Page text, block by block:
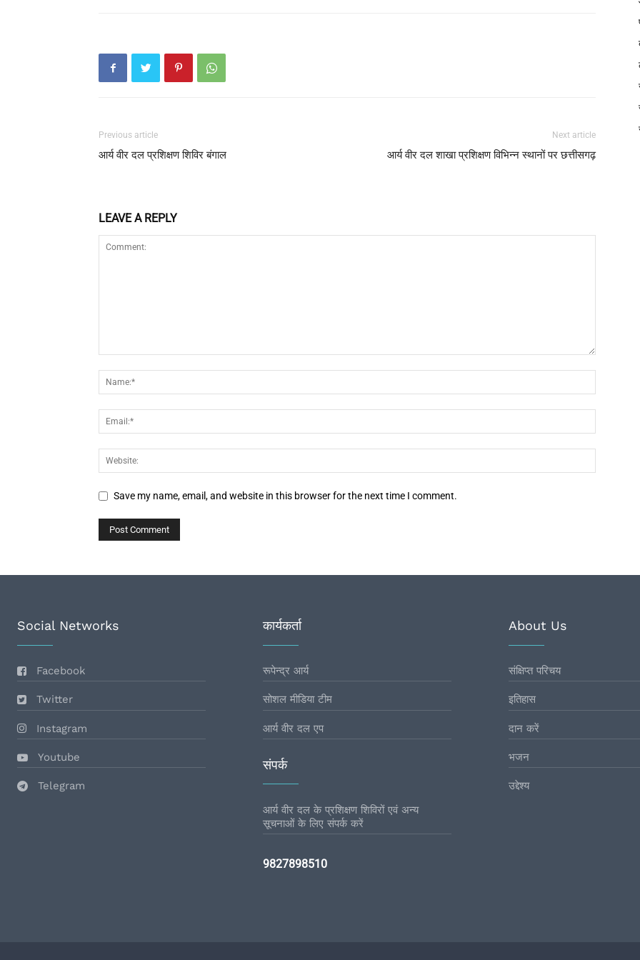
Previous article
आर्य वीर दल प्रशिक्षण शिविर बंगाल
Next article
आर्य वीर दल शाखा प्रशिक्षण विभिन्न स्थानों पर छत्तीसगढ़
LEAVE A REPLY
Save my name, email, and website in this browser for the next time I comment.
Social Networks
Facebook
Twitter
Instagram
Youtube
Telegram
कार्यकर्ता
रूपेन्द्र आर्य
सोशल मीडिया टीम
आर्य वीर दल एप
संपर्क
आर्य वीर दल के प्रशिक्षण शिविरों एवं अन्य
सूचनाओं के लिए संपर्क करें
9827898510
About Us
संक्षिप्त परिचय
इतिहास
दान करें
भजन
उद्देश्य